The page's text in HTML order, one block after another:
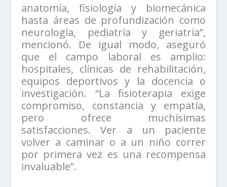
anatomía, fisiología y biomecánica
hasta áreas de profundización como
neurología, pediatría y geriatría”,
mencionó. De igual modo, aseguró
que el campo laboral es amplio:
hospitales, clínicas de rehabilitación,
equipos deportivos y la docencia o
investigación. “La fisioterapia exige
compromiso, constancia y empatía,
pero ofrece muchísimas
satisfacciones. Ver a un paciente
volver a caminar o a un niño correr
por primera vez es una recompensa
invaluable”.